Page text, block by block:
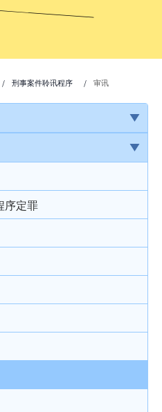
刑事案件聆讯程序 审讯
序定罪